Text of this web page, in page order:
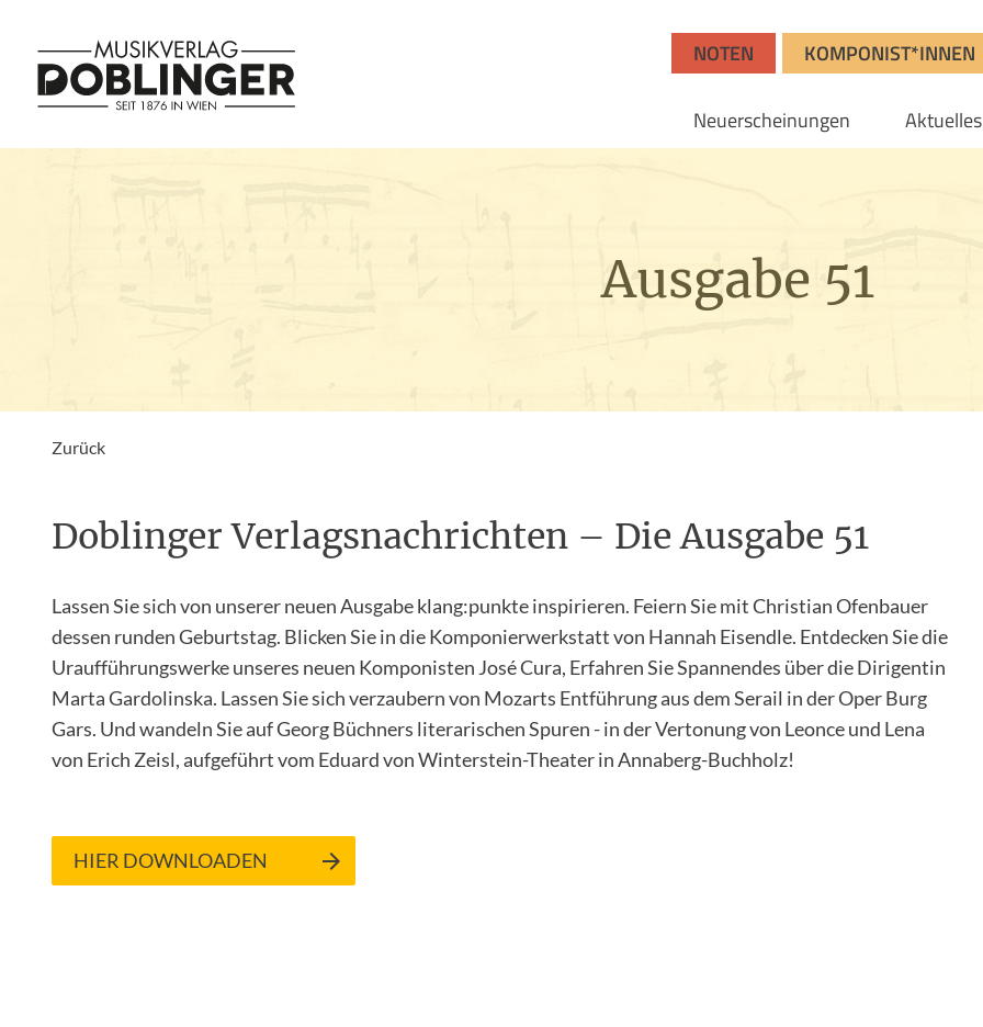
NOTEN KOMPONIST*INNEN
Neuerscheinungen Aktuelles
Ausgabe 51
Zurück
Doblinger Verlagsnachrichten – Die Ausgabe 51
Lassen Sie sich von unserer neuen Ausgabe klang:punkte inspirieren. Feiern Sie mit Christian Ofenbauer
dessen runden Geburtstag. Blicken Sie in die Komponierwerkstatt von Hannah Eisendle. Entdecken Sie die
Uraufführungswerke unseres neuen Komponisten José Cura, Erfahren Sie Spannendes über die Dirigentin
Marta Gardolinska. Lassen Sie sich verzaubern von Mozarts Entführung aus dem Serail in der Oper Burg
Gars. Und wandeln Sie auf Georg Büchners literarischen Spuren - in der Vertonung von Leonce und Lena
von Erich Zeisl, aufgeführt vom Eduard von Winterstein-Theater in Annaberg-Buchholz!
HIER DOWNLOADEN